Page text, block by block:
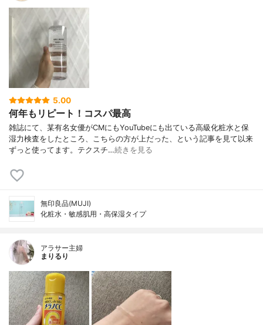
5.00
何年もリピート！コスパ最高
雑誌にて、某有名女優がCMにもYouTubeにも出ている高級化粧水と保
湿力検査をしたところ、こちらの方が上だった、という記事を見て以来
ずっと使ってます。テクスチ…続きを見る
無印良品(MUJI)
化粧水・敏感肌用・高保湿タイプ
アラサー主婦
まりるり